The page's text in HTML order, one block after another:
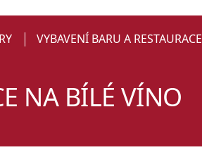
VYBAVENÍ BARU A RESTAURACE
NA BÍLÉ VÍNO